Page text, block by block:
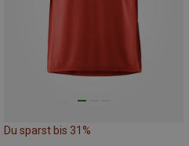
Du sparst bis 31%